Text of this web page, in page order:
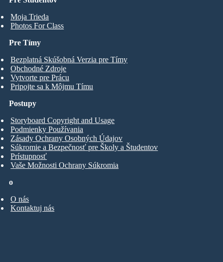
Moja Trieda
Photos For Class
Pre Tímy
Bezplatná Skúšobná Verzia pre Tímy
Obchodné Zdroje
Vytvorte pre Prácu
Pripojte sa k Môjmu Tímu
o
O nás
Kontaktuj nás
Postupy
Storyboard Copyright and Usage
Podmienky Používania
Zásady Ochrany Osobných Údajov
Súkromie a Bezpečnosť pre Školy a Študentov
Prístupnosť
Vaše Možnosti Ochrany Súkromia